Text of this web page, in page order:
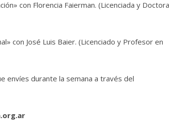
con Florencia Faierman. (Licenciada y
con José Luis Baier. (Licenciado y Profesor en
envíes durante la semana a través del